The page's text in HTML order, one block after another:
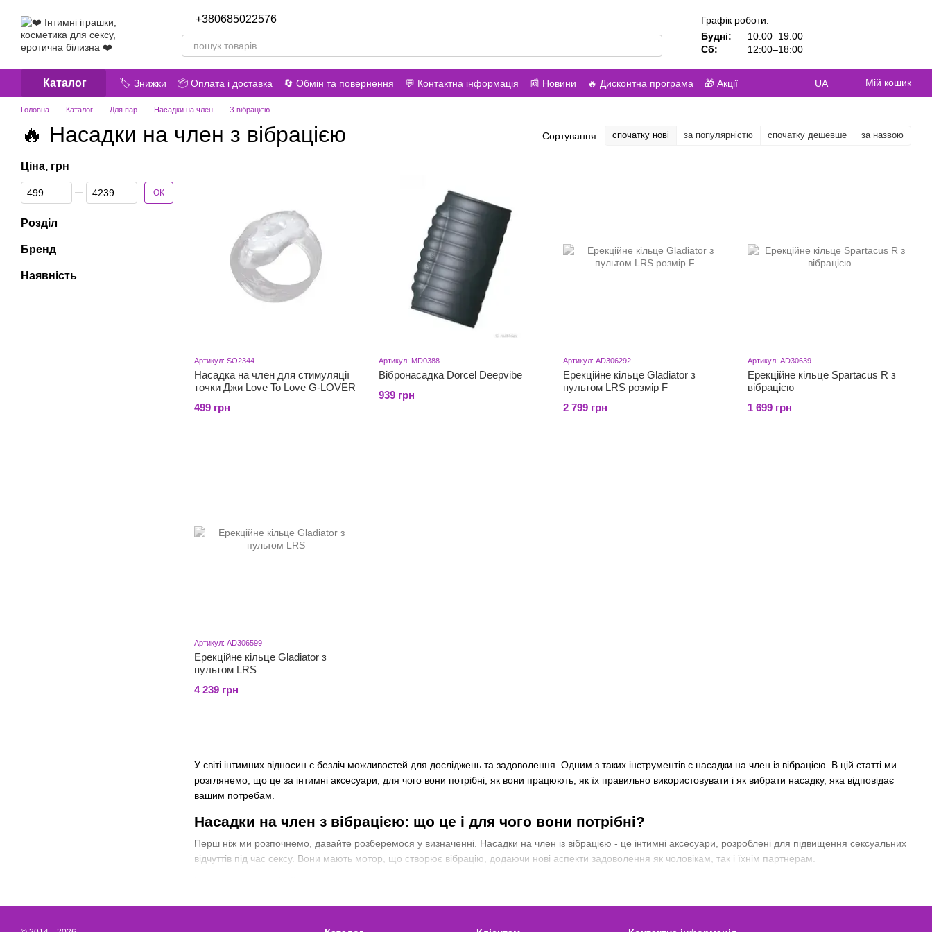
+380685022576
Графік роботи:
Будні:
10:00–19:00
Сб:
12:00–18:00
Каталог 🏷️ Знижки 📦 Оплата і доставка 🔄 Обмін та повернення 💬 Контактна інформація 📰 Новини 🔥 Дисконтна програма
🎁 Акції
😎 Про нас
📝 Відгуки про магазин
UA Мій кошик
Головна Каталог Для пар Насадки на член З вібрацією
🔥 Насадки на член з вібрацією Сортування: спочатку нові за популярністю спочатку дешевше за назвою
У світі інтимних відносин є безліч можливостей для досліджень та задоволення. Одним з таких інструментів є насадки на член із вібрацією. В цій статті ми
розглянемо, що це за інтимні аксесуари, для чого вони потрібні, як вони працюють, як їх правильно використовувати і як вибрати насадку, яка відповідає
вашим потребам.
Насадки на член з вібрацією: що це і для чого вони потрібні?
Перш ніж ми розпочнемо, давайте розберемося у визначенні. Насадки на член із вібрацією - це інтимні аксесуари, розроблені для підвищення сексуальних
відчуттів під час сексу. Вони мають мотор, що створює вібрацію, додаючи нові аспекти задоволення як чоловікам, так і їхнім партнерам.
Артикул: SO2344
Насадка на член для стимуляції
точки Джи Love To Love G-LOVER
499 грн
Артикул: MD0388
Вібронасадка Dorcel Deepvibe
939 грн
Артикул: AD306292
Ерекційне кільце Gladiator з
пультом LRS розмір F
2 799 грн
Артикул: AD30639
Ерекційне кільце Spartacus R з
вібрацією
1 699 грн
Артикул: AD306599
Ерекційне кільце Gladiator з
пультом LRS
4 239 грн
Ціна, грн
Від Ціна, грн
До Ціна, грн ОК
Розділ
Бренд
Наявність